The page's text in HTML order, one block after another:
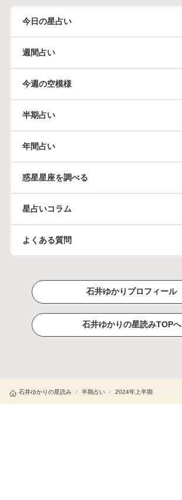
今日の星占い
週間占い
今週の空模様
半期占い
年間占い
惑星星座を調べる
星占いコラム
よくある質問
石井ゆかりプロフィール
石井ゆかりの星読みTOPへ
石井ゆかりの星読み / 半期占い / 2024年上半期